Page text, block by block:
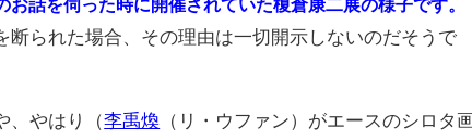
話を伺った時に開催されていた榎倉康二展の様子です。
られた場合、その理由は一切開示しないのだそうで
、やはり（李禹煥 （リ・ウファン）がエースのシロタ